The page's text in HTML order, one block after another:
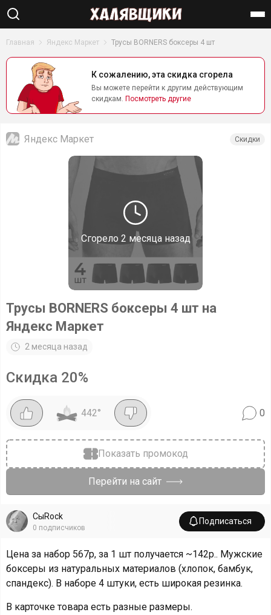
Главная Яндекс Маркет Трусы BORNERS боксеры 4 шт
К сожалению, эта скидка сгорела
Вы можете перейти к другим действующим
скидкам. Посмотреть другие
Сгорело 2 месяца назад
Яндекс Маркет Скидки
Трусы BORNERS боксеры 4 шт на
Яндекс Маркет
2 месяца назад
Скидка 20%
442° 0
Показать промокод
Перейти на сайт
СыRock
0 подписчиков
Подписаться
Цена за набор 567р, за 1 шт получается ~142р.. Мужские
боксеры из натуральных материалов (хлопок, бамбук,
спандекс). В наборе 4 штуки, есть широкая резинка.
В карточке товара есть разные размеры.